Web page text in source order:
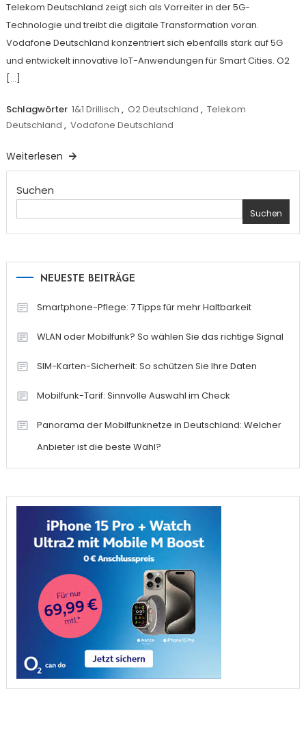
Telekom Deutschland zeigt sich als Vorreiter in der 5G-
Technologie und treibt die digitale Transformation voran.
Vodafone Deutschland konzentriert sich ebenfalls stark auf 5G
und entwickelt innovative IoT-Anwendungen für Smart Cities. O2
[…]
Schlagwörter 1&1 Drillisch , O2 Deutschland , Telekom
Deutschland , Vodafone Deutschland
Weiterlesen
Suchen
Suchen
NEUESTE BEITRÄGE
Smartphone-Pflege: 7 Tipps für mehr Haltbarkeit
WLAN oder Mobilfunk? So wählen Sie das richtige Signal
SIM-Karten-Sicherheit: So schützen Sie Ihre Daten
Mobilfunk-Tarif: Sinnvolle Auswahl im Check
Panorama der Mobilfunknetze in Deutschland: Welcher
Anbieter ist die beste Wahl?